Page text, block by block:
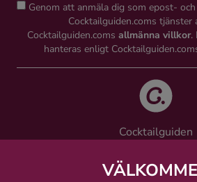
Genom att anmäla dig som epost-
Cocktailguiden.coms tjänster
Cocktailguiden.coms allmänna villkor.
hanteras enligt
Cocktailguiden
Västra Järnvägsgatan 21, 111